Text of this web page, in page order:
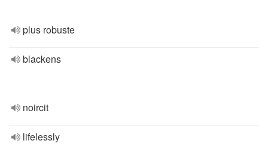
plus robuste
blackens
noircit
lifelessly